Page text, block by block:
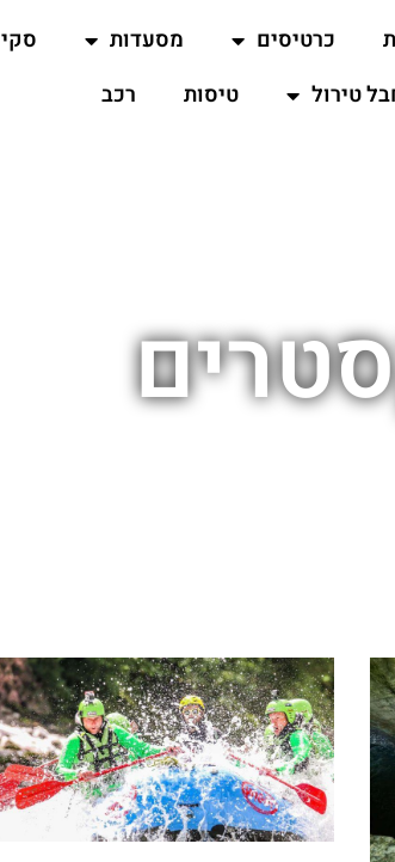
כרטיסים מסעדות סקי
טירול
טיסות רכב